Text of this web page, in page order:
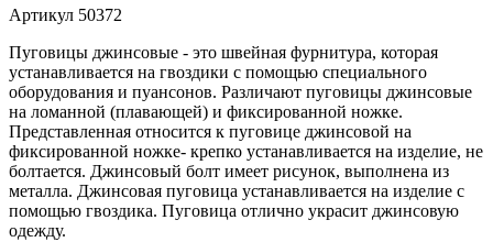
Артикул 50372
Пуговицы джинсовые - это швейная фурнитура, которая
устанавливается на гвоздики с помощью специального
оборудования и пуансонов. Различают пуговицы джинсовые
на ломанной (плавающей) и фиксированной ножке.
Представленная относится к пуговице джинсовой на
фиксированной ножке- крепко устанавливается на изделие, не
болтается. Джинсовый болт имеет рисунок, выполнена из
металла. Джинсовая пуговица устанавливается на изделие с
помощью гвоздика. Пуговица отлично украсит джинсовую
одежду.